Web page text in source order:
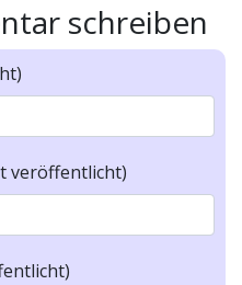
schreiben
veröffentlicht)